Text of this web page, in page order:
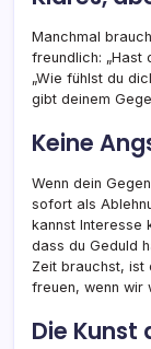
Manchmal
freundlich: „Hast
„Wie fühlst du
gibt deinem
Keine
Wenn dein
sofort als
kannst Interesse
dass du Geduld
Zeit brauchst, ist
freuen, wenn wir
Die Kunst